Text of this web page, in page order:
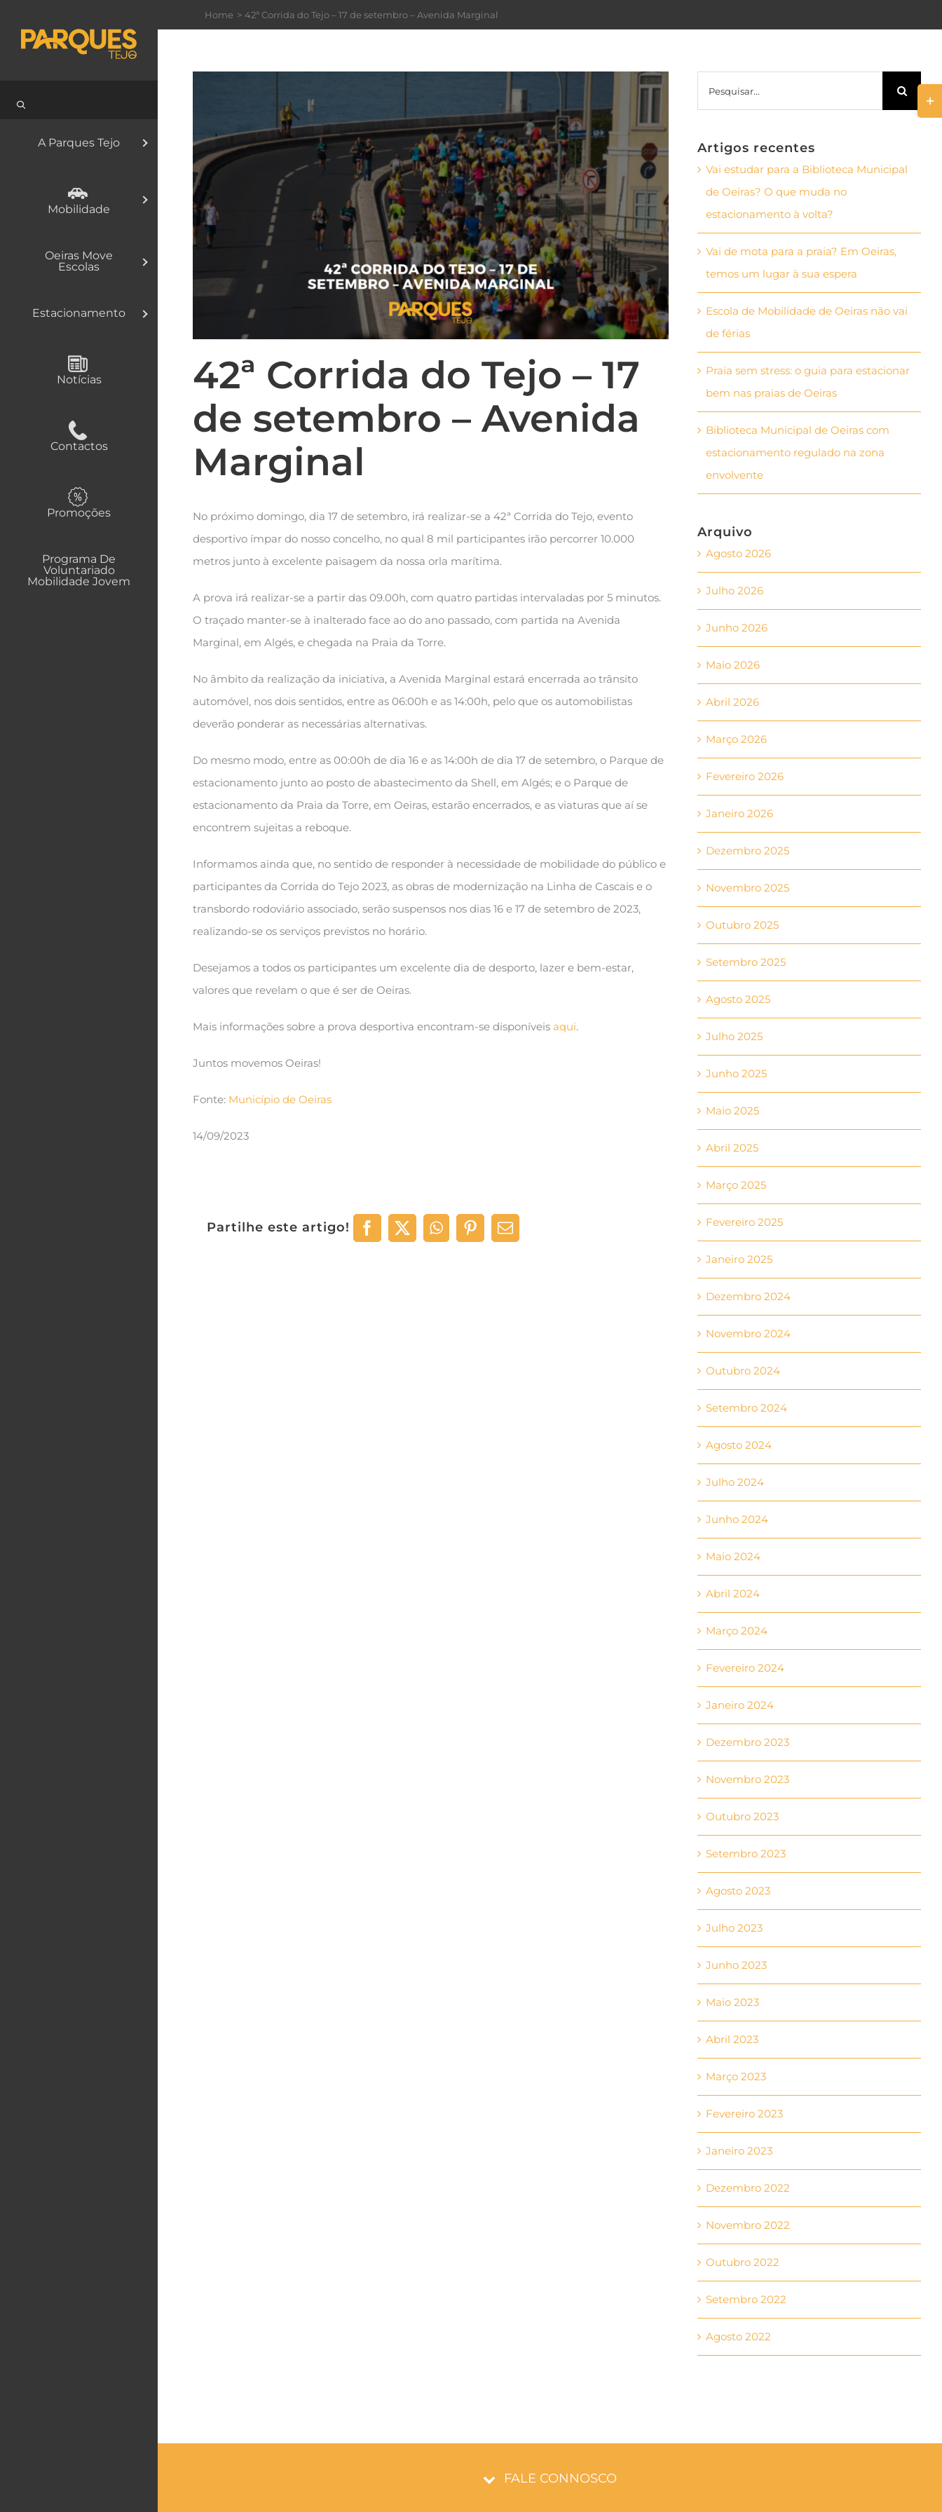
A Parques Tejo
Mobilidade
Oeiras Move
Escolas
Estacionamento
Notícias
Contactos
Promoções
Programa De
Voluntariado
Mobilidade Jovem
to
Home 42ª Corrida do Tejo – 17 de setembro – Avenida Marginal
42ª Corrida do Tejo – 17
de setembro – Avenida
Marginal
No próximo domingo, dia 17 de setembro, irá realizar-se a 42ª Corrida do Tejo, evento
desportivo ímpar do nosso concelho, no qual 8 mil participantes irão percorrer 10.000
metros junto à excelente paisagem da nossa orla marítima.
A prova irá realizar-se a partir das 09.00h, com quatro partidas intervaladas por 5 minutos.
O traçado manter-se à inalterado face ao do ano passado, com partida na Avenida
Marginal, em Algés, e chegada na Praia da Torre.
No âmbito da realização da iniciativa, a Avenida Marginal estará encerrada ao trânsito
automóvel, nos dois sentidos, entre as 06:00h e as 14:00h, pelo que os automobilistas
deverão ponderar as necessárias alternativas.
Do mesmo modo, entre as 00:00h de dia 16 e as 14:00h de dia 17 de setembro, o Parque de
estacionamento junto ao posto de abastecimento da Shell, em Algés; e o Parque de
estacionamento da Praia da Torre, em Oeiras, estarão encerrados, e as viaturas que aí se
encontrem sujeitas a reboque.
Informamos ainda que, no sentido de responder à necessidade de mobilidade do público e
participantes da Corrida do Tejo 2023, as obras de modernização na Linha de Cascais e o
transbordo rodoviário associado, serão suspensos nos dias 16 e 17 de setembro de 2023,
realizando-se os serviços previstos no horário.
Desejamos a todos os participantes um excelente dia de desporto, lazer e bem-estar,
valores que revelam o que é ser de Oeiras.
Mais informações sobre a prova desportiva encontram-se disponíveis aqui.
Juntos movemos Oeiras!
Fonte: Município de Oeiras
14/09/2023
Partilhe este artigo!
Artigos recentes
Vai estudar para a Biblioteca Municipal
de Oeiras? O que muda no
estacionamento à volta?
Vai de mota para a praia? Em Oeiras,
temos um lugar à sua espera
Escola de Mobilidade de Oeiras não vai
de férias
Praia sem stress: o guia para estacionar
bem nas praias de Oeiras
Biblioteca Municipal de Oeiras com
estacionamento regulado na zona
envolvente
Arquivo
Agosto 2026
Julho 2026
Junho 2026
Maio 2026
Abril 2026
Março 2026
Fevereiro 2026
Janeiro 2026
Dezembro 2025
Novembro 2025
Outubro 2025
Setembro 2025
Agosto 2025
Julho 2025
Junho 2025
Maio 2025
Abril 2025
Março 2025
Fevereiro 2025
Janeiro 2025
Dezembro 2024
Novembro 2024
Outubro 2024
Setembro 2024
Agosto 2024
Julho 2024
Junho 2024
Maio 2024
Abril 2024
Março 2024
Fevereiro 2024
Janeiro 2024
Dezembro 2023
Novembro 2023
Outubro 2023
Setembro 2023
Agosto 2023
Julho 2023
Junho 2023
Maio 2023
Abril 2023
Março 2023
Fevereiro 2023
Janeiro 2023
Dezembro 2022
Novembro 2022
Outubro 2022
Setembro 2022
Agosto 2022
FALE CONNOSCO